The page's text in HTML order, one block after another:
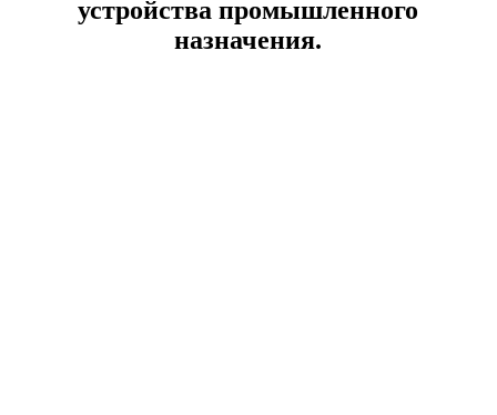
устройства промышленного
назначения.